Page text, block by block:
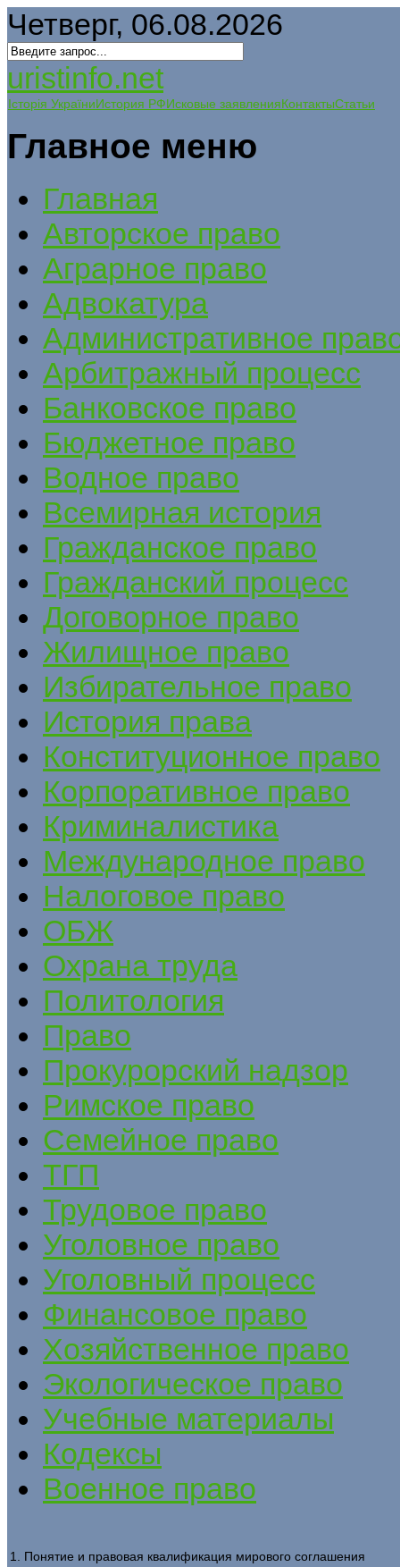
Четверг, 06.08.2026
uristinfo.net
Історія УкраїниИстория РФИсковые заявленияКонтактыСтатьи
Главное меню
Главная
Авторское право
Аграрное право
Адвокатура
Административное
Арбитражный процесс
Банковское право
Бюджетное право
Водное право
Всемирная история
Гражданское право
Гражданский процесс
Договорное право
Жилищное право
Избирательное право
История права
Конституционное право
Корпоративное право
Криминалистика
Международное право
Налоговое право
ОБЖ
Охрана труда
Политология
Право
Прокурорский надзор
Римское право
Семейное право
ТГП
Трудовое право
Уголовное право
Уголовный процесс
Финансовое право
Хозяйственное право
Экологическое право
Учебные материалы
Кодексы
Военное право
1. Понятие и правовая квалификация мирового соглашения